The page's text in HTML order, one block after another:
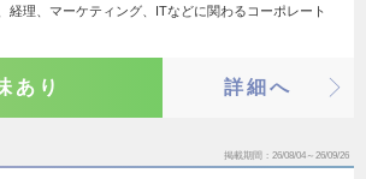
経理、マーケティング、ITなどに関わるコーポレート
あり 詳細へ
掲載期間 26/08/04～26/09/26